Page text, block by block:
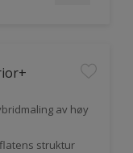
av høy
struktur